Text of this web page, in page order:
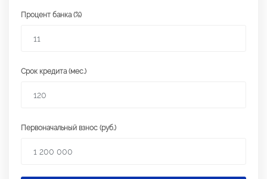
Процент банка (%)
Срок кредита (мес.)
Первоначальный взнос (руб.)